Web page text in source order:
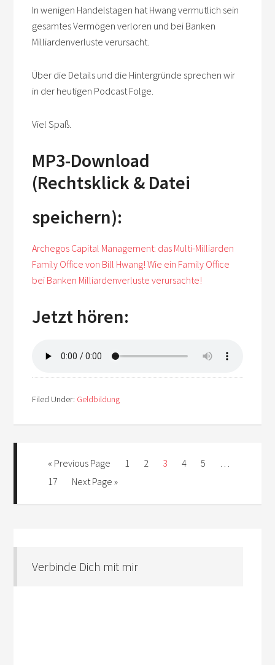
In wenigen Handelstagen hat Hwang vermutlich sein
gesamtes Vermögen verloren und bei Banken
Milliardenverluste verursacht.
Über die Details und die Hintergründe sprechen wir
in der heutigen Podcast Folge.
Viel Spaß.
MP3-Download
(Rechtsklick & Datei
speichern):
Archegos Capital Management: das Multi-Milliarden
Family Office von Bill Hwang! Wie ein Family Office
bei Banken Milliardenverluste verursachte!
Jetzt hören:
Filed Under: Geldbildung
« Previous Page 1 2 3 4 5
…
17
Next Page »
Verbinde Dich mit mir